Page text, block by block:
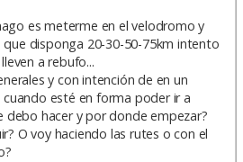
es meterme en el velodromo y
disponga 20-30-50-75km intento
a rebufo...
y con intención de en un
esté en forma poder ir a
debo hacer y por donde empezar?
O voy haciendo las rutes o con el